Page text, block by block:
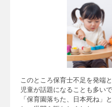
このところ保育士不足を発端
児童が話題になることも多いで
「保育園落ちた、日本死ね」